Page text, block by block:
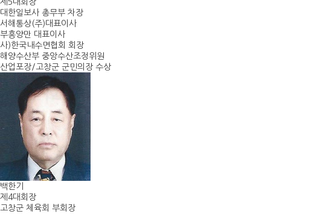
제5대회장
대한일보사 총무부 차장
서해통상(주)대표이사
부흥양만 대표이사
사)한국내수면협회 회장
해양수산부 중앙수산조정위원
산업포장/고창군 군민의장 수상
백한기
제4대회장
고창군 체육회 부회장